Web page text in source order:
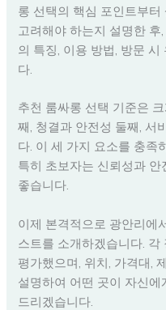
롱 선택의 핵심 포인트부
고려해야 하는지 설명한
의 특징, 이용 방법, 방문
다.
추천 룸싸롱 선택 기준은
째, 청결과 안전성 둘째, 서
다. 이 세 가지 요소를 충족
특히 초보자는 신뢰성과
좋습니다.
이제 본격적으로 광안리에
스트를 소개하겠습니다.
평가했으며, 위치, 가격대,
설명하여 어떤 곳이 자신
드리겠습니다.